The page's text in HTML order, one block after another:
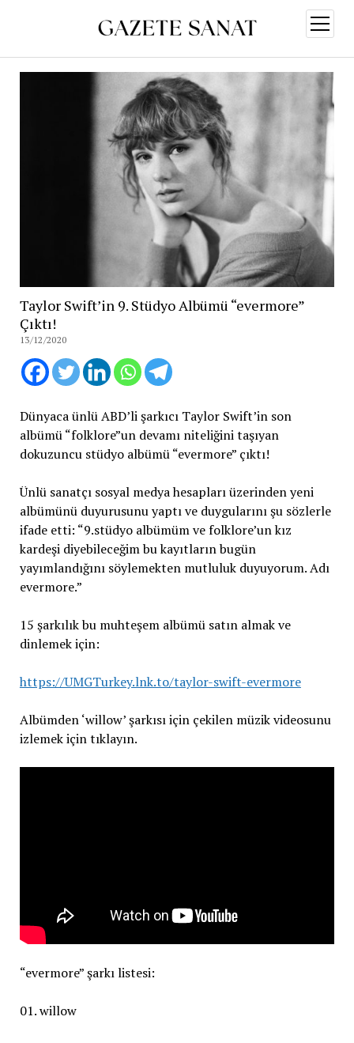
aç
Taylor Swift’in 9. Stüdyo Albümü “evermore”
Çıktı!
13/12/2020
Dünyaca ünlü ABD’li şarkıcı Taylor Swift’in son
albümü “folklore”un devamı niteliğini taşıyan
dokuzuncu stüdyo albümü “evermore” çıktı!
Ünlü sanatçı sosyal medya hesapları üzerinden yeni
albümünü duyurusunu yaptı ve duygularını şu sözlerle
ifade etti: “9.stüdyo albümüm ve folklore’un kız
kardeşi diyebileceğim bu kayıtların bugün
yayımlandığını söylemekten mutluluk duyuyorum. Adı
evermore.”
15 şarkılık bu muhteşem albümü satın almak ve
dinlemek için:
https://UMGTurkey.lnk.to/taylor-swift-evermore
Albümden ‘willow’ şarkısı için çekilen müzik videosunu
izlemek için tıklayın.
“evermore” şarkı listesi:
01. willow